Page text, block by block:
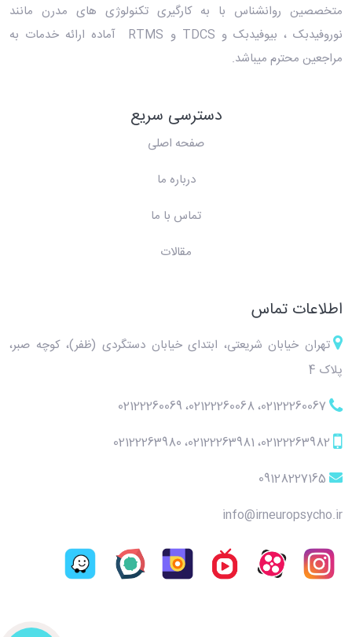
متخصصین روانشناس با به کارگیری تکنولوژی های مدرن مانند
نوروفیدبک ، بیوفیدبک و TDCS و RTMS آماده ارائه خدمات به
مراجعین محترم میباشد.
دسترسی سریع
صفحه اصلی
درباره ما
تماس با ما
مقالات
اطلاعات تماس
تهران خیابان شریعتی، ابتدای خیابان دستگردی (ظفر)، کوچه صبر،
پلاک 4
02122260067، 02122260068، 02122260069
02122263982، 02122263981، 02122263980
09128227165
info@irneuropsycho.ir